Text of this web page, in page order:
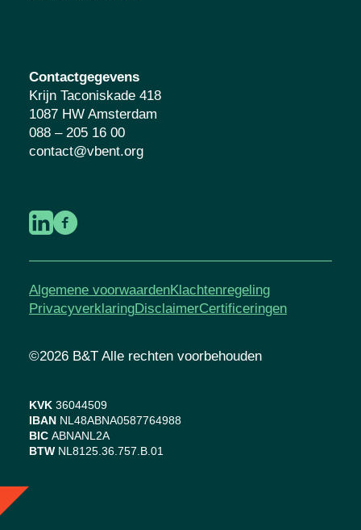
Contactgegevens
Krijn Taconiskade 418
1087 HW Amsterdam
088 – 205 16 00
contact@vbent.org
Algemene voorwaardenKlachtenregeling
PrivacyverklaringDisclaimerCertificeringen
©2026 B&T Alle rechten voorbehouden
KVK 36044509
IBAN NL48ABNA0587764988
BIC ABNANL2A
BTW NL8125.36.757.B.01